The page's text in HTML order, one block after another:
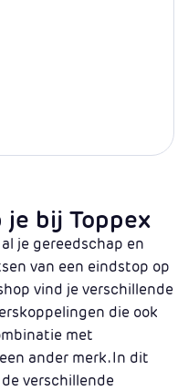
je bij Toppex
je gereedschap en
van een eindstop op
vind je verschillende
die ook
met
ander merk. In dit
verschillende